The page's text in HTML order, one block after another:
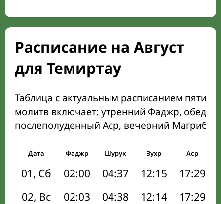
Расписание на Август
для Темиртау
Таблица с актуальным расписанием пяти
молитв включает: утренний Фаджр,
послеполуденный Аср, вечерний Магриб
Дата Фаджр Шурук Зухр Аср
01, Сб 02:00 04:37 12:15 17:29
02, Вс
02:03 04:38 12:14 17:29